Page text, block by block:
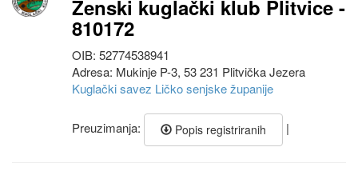
Ženski kuglački klub Plitvice -
810172
OIB: 52774538941
Adresa: Mukinje P-3, 53 231 Plitvička Jezera
Kuglački savez Ličko senjske županije
Preuzimanja: Popis registriranih |